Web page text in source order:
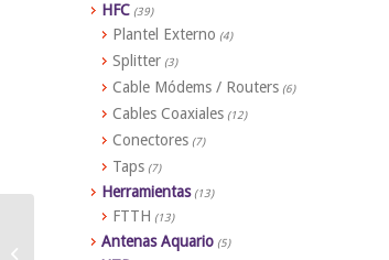
HFC (39)
Plantel Externo (4)
Splitter (3)
Cable Módems / Routers (6)
Cables Coaxiales (12)
Conectores (7)
Taps (7)
Herramientas (13)
FTTH (13)
Antenas Aquario (5)